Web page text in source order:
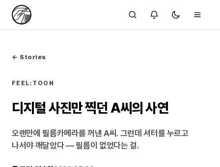
← Stories
FEEL:TOON
디지털 사진만 찍던 A씨의 사연
오랜만에 필름카메라를 꺼낸 A씨. 그런데 셔터를 누르고
나서야 깨달았다 — 필름이 없었다는 걸.